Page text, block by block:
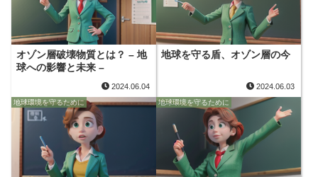
オゾン層破壊物質とは？ – 地
球への影響と未来 –
2024.06.04
地球を守る盾、オゾン層の今
2024.06.03
地球環境を守るために 地球環境を守るために